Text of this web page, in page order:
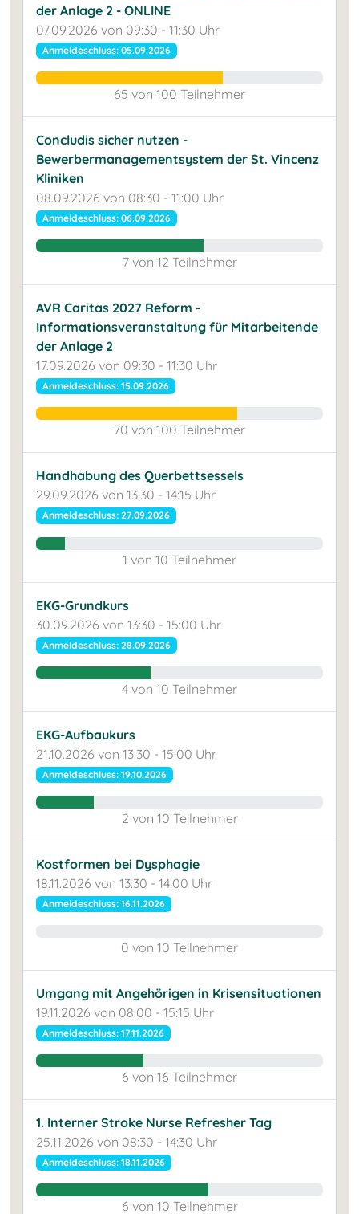
der Anlage 2 - ONLINE
07.09.2026 von 09:30 - 11:30 Uhr
Anmeldeschluss: 05.09.2026
65 von 100 Teilnehmer
Concludis sicher nutzen -
Bewerbermanagementsystem der St. Vincenz
Kliniken
08.09.2026 von 08:30 - 11:00 Uhr
Anmeldeschluss: 06.09.2026
7 von 12 Teilnehmer
AVR Caritas 2027 Reform -
Informationsveranstaltung für Mitarbeitende
der Anlage 2
17.09.2026 von 09:30 - 11:30 Uhr
Anmeldeschluss: 15.09.2026
70 von 100 Teilnehmer
Handhabung des Querbettsessels
29.09.2026 von 13:30 - 14:15 Uhr
Anmeldeschluss: 27.09.2026
1 von 10 Teilnehmer
EKG-Grundkurs
30.09.2026 von 13:30 - 15:00 Uhr
Anmeldeschluss: 28.09.2026
4 von 10 Teilnehmer
EKG-Aufbaukurs
21.10.2026 von 13:30 - 15:00 Uhr
Anmeldeschluss: 19.10.2026
2 von 10 Teilnehmer
Kostformen bei Dysphagie
18.11.2026 von 13:30 - 14:00 Uhr
Anmeldeschluss: 16.11.2026
0 von 10 Teilnehmer
Umgang mit Angehörigen in Krisensituationen
19.11.2026 von 08:00 - 15:15 Uhr
Anmeldeschluss: 17.11.2026
6 von 16 Teilnehmer
1. Interner Stroke Nurse Refresher Tag
25.11.2026 von 08:30 - 14:30 Uhr
Anmeldeschluss: 18.11.2026
6 von 10 Teilnehmer